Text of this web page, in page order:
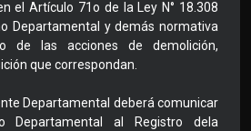
el Artículo 71o de la Ley N° 18.308
Departamental y demás normativa
de las acciones de demolición,
que correspondan.
Departamental deberá comunicar
Departamental al Registro dela